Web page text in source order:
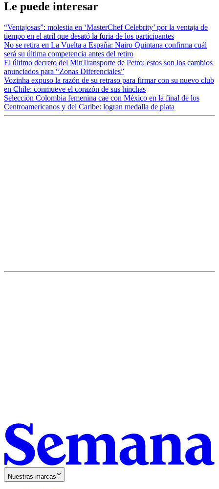
Le puede interesar
“Ventajosas”: molestia en ‘MasterChef Celebrity’ por la ventaja de
tiempo en el atril que desató la furia de los participantes
No se retira en La Vuelta a España: Nairo Quintana confirma cuál
será su última competencia antes del retiro
El último decreto del MinTransporte de Petro: estos son los cambios
anunciados para “Zonas Diferenciales”
Vozinha expuso la razón de su retraso para firmar con su nuevo club
en Chile: conmueve el corazón de sus hinchas
Selección Colombia femenina cae con México en la final de los
Centroamericanos y del Caribe: logran medalla de plata
Nuestras marcas